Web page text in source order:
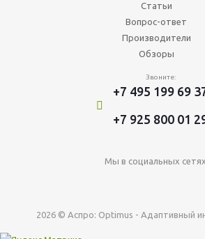
Статьи
Вопрос-ответ
Производители
Обзоры
Звоните:
+7 495 199 69
+7 925 800 01
Мы в социальных
2026 © Аспро: Optimus - Адаптивный